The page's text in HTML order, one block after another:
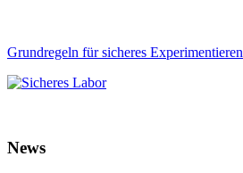
Grundregeln für sicheres Experimentieren
News